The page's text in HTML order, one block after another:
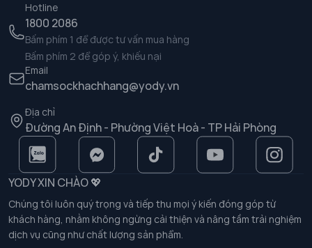
Hotline
1800 2086
Bấm phím 1 để được tư vấn mua hàng
Bấm phím 2 để góp ý, khiếu nại
Email
chamsockhachhang@yody.vn
Địa chỉ
Đường An Định - Phường Việt Hoà - TP Hải Phòng
YODY XIN CHÀO 💖
Chúng tôi luôn quý trọng và tiếp thu mọi ý kiến đóng góp từ
khách hàng, nhằm không ngừng cải thiện và nâng tầm trải nghiệm
dịch vụ cũng như chất lượng sản phẩm.